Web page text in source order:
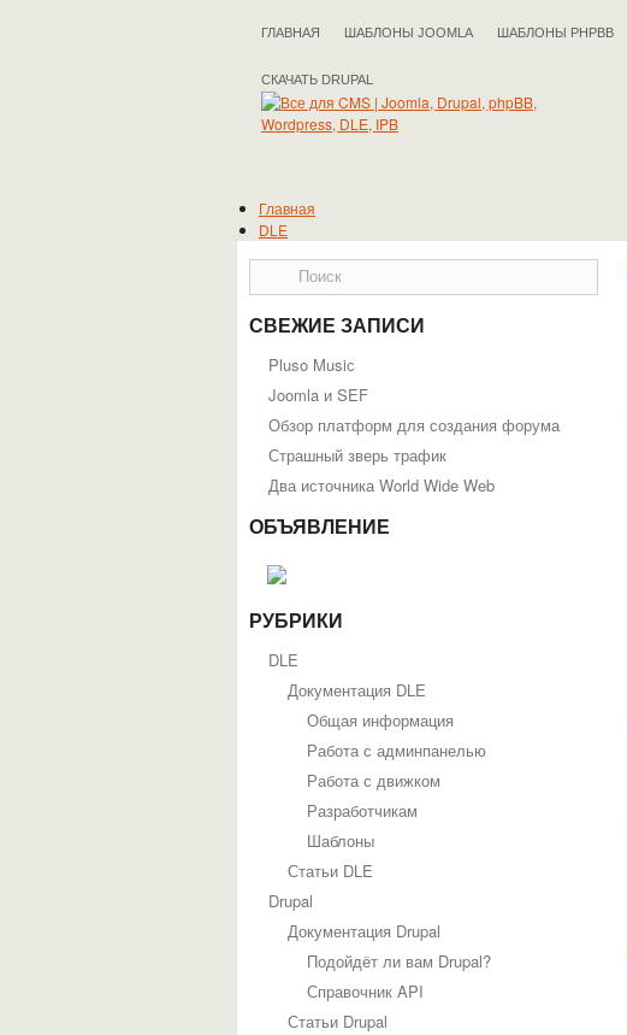
ГЛАВНАЯ ШАБЛОНЫ JOOMLA ШАБЛОНЫ PHPBB
СКАЧАТЬ DRUPAL
Главная
DLE
Joomla
phpBB
WordPress
Полезные статьи
СВЕЖИЕ ЗАПИСИ
Pluso Musiс
Joomla и SEF
Обзор платформ для создания форума
Страшный зверь трафик
Два источника World Wide Web
ОБЪЯВЛЕНИЕ
РУБРИКИ
DLE
Документация DLE
Общая информация
Работа с админпанелью
Работа с движком
Разработчикам
Шаблоны
Статьи DLE
Drupal
Документация Drupal
Подойдёт ли вам Drupal?
Справочник API
Статьи Drupal